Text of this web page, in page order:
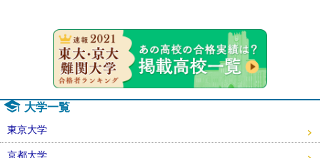
大学一覧
東京大学
京都大学